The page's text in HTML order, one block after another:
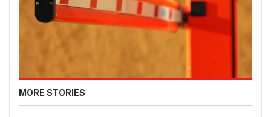
MORE STORIES